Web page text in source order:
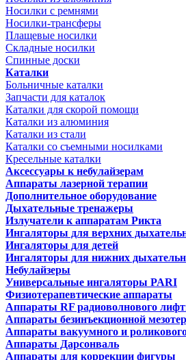
Носилки с ремнями
Носилки-трансферы
Плащевые носилки
Складные носилки
Спинные доски
Каталки
Больничные каталки
Запчасти для каталок
Каталки для скорой помощи
Каталки из алюминия
Каталки из стали
Каталки со съемными носилками
Кресельные каталки
Аксессуары к небулайзерам
Аппараты лазерной терапии
Дополнительное оборудование
Дыхательные тренажеры
Излучатели к аппаратам Рикта
Ингаляторы для верхних
Ингаляторы для детей
Ингаляторы для нижних
Небулайзеры
Универсальные ингаляторы PARI
Физиотерапевтические аппараты
Аппараты RF радиоволнового
Аппараты безинъекционной
Аппараты вакуумного и
Аппараты Дарсонваль
Аппараты для коррекции фигуры